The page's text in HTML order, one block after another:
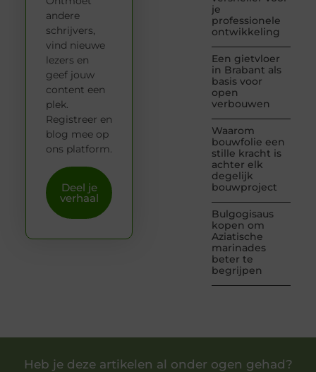
je
professionele
ontwikkeling
Een gietvloer
in Brabant als
basis voor
open
verbouwen
Waarom
bouwfolie een
stille kracht is
achter elk
degelijk
bouwproject
Bulgogisaus
kopen om
Aziatische
marinades
beter te
begrijpen
andere
schrijvers,
vind nieuwe
lezers en
geef jouw
content een
plek.
Registreer en
blog mee op
ons platform.
Deel je
verhaal
Heb je deze artikelen al onder ogen gehad?